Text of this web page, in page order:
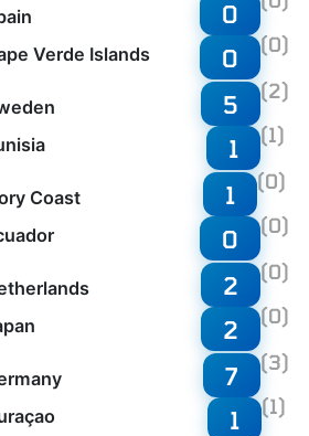
Verde Islands
0
0 (0)
5 (2)
1 (1)
Coast
1 (0)
0 (0)
2 (0)
2 (0)
7 (3)
1 (1)